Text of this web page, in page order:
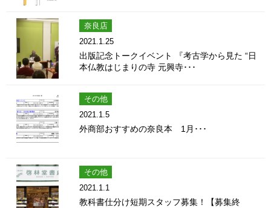
奈良店
2021.1.25
出版記念トークイベント 『考古学から見た “日
本仏教はじまりの寺 元興寺･･･
その他
2021.1.5
外商部おすすめの奈良本 1月･･･
その他
2021.1.1
教科書仕分け短期スタッフ募集！【募集終